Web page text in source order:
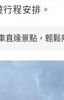
程安排。
直達景點，輕鬆